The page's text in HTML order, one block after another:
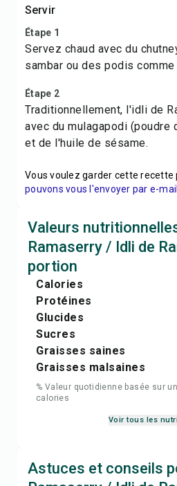
Servir
Étape 1
Servez chaud avec du
sambar ou des podis
Étape 2
Traditionnellement, l'idli de
avec du mulagapodi
et de l'huile de sésame.
Vous voulez garder cette recette
pouvons vous l'envoyer par e-
Valeurs
Ramaserry / Idli de
portion
Calories
Protéines
Glucides
Sucres
Graisses saines
Graisses malsaines
% Valeur quotidienne basée sur
calories
Voir tous les
Astuces et conseils